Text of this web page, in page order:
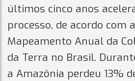
últimos cinco anos
processo, de acordo com
Mapeamento Anual da
da Terra no Brasil.
a Amazônia perdeu 13%